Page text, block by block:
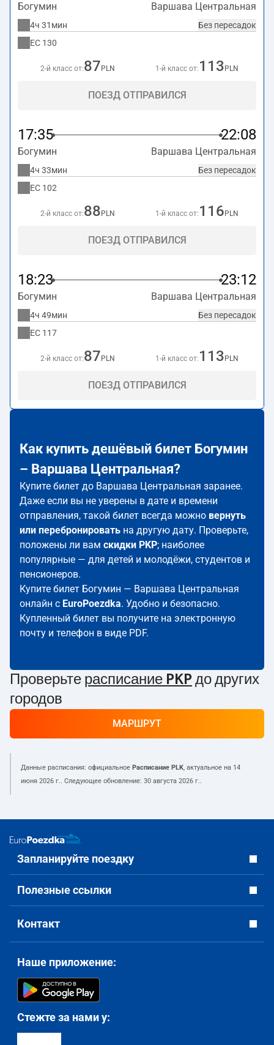
Богумин Варшава Центральная
Без пересадок
4ч 31мин
EC 130
2-й класс от:87 PLN 1-й класс от: 113 PLN
ПОЕЗД ОТПРАВИЛСЯ
17:35 22:08
Богумин Варшава Центральная
Без пересадок
4ч 33мин
EC 102
2-й класс от:88 PLN 1-й класс от: 116 PLN
ПОЕЗД ОТПРАВИЛСЯ
18:23 23:12
Богумин Варшава Центральная
Без пересадок
4ч 49мин
EC 117
2-й класс от:87 PLN 1-й класс от: 113 PLN
ПОЕЗД ОТПРАВИЛСЯ
Как купить дешёвый билет Богумин
– Варшава Центральная?
Купите билет до Варшава Центральная заранее.
Даже если вы не уверены в дате и времени
отправления, такой билет всегда можно вернуть
или перебронировать на другую дату. Проверьте,
положены ли вам скидки PKP; наиболее
популярные — для детей и молодёжи, студентов и
пенсионеров.
Купите билет Богумин — Варшава Центральная
онлайн с EuroPoezdka. Удобно и безопасно.
Купленный билет вы получите на электронную
почту и телефон в виде PDF.
Проверьте расписание PKP до других
городов
МАРШРУТ
Данные расписания: официальное Расписание PLK, актуальное на 14
июня 2026 г.. Следующее обновление: 30 августа 2026 г..
Запланируйте поездку
Полезные ссылки
Контакт
Наше приложение:
Стежте за нами у: